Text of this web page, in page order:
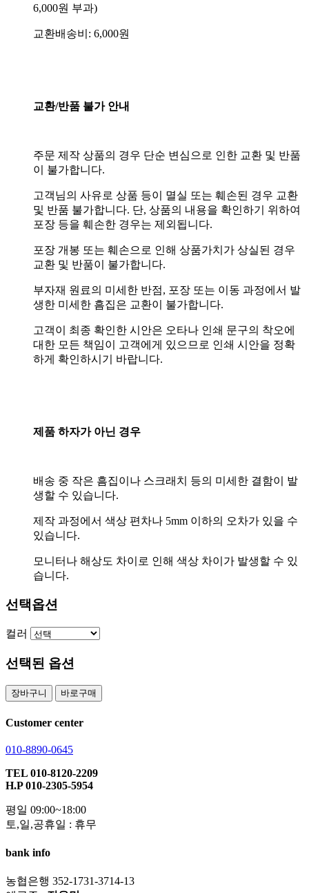
6,000원 부과)
교환배송비: 6,000원
교환/반품 불가 안내
주문 제작 상품의 경우 단순 변심으로 인한 교환 및 반품
이 불가합니다.
고객님의 사유로 상품 등이 멸실 또는 훼손된 경우 교환
및 반품 불가합니다. 단, 상품의 내용을 확인하기 위하여
포장 등을 훼손한 경우는 제외됩니다.
포장 개봉 또는 훼손으로 인해 상품가치가 상실된 경우
교환 및 반품이 불가합니다.
부자재 원료의 미세한 반점, 포장 또는 이동 과정에서 발
생한 미세한 흠집은 교환이 불가합니다.
고객이 최종 확인한 시안은 오타나 인쇄 문구의 착오에
대한 모든 책임이 고객에게 있으므로 인쇄 시안을 정확
하게 확인하시기 바랍니다.
제품 하자가 아닌 경우
배송 중 작은 흠집이나 스크래치 등의 미세한 결함이 발
생할 수 있습니다.
제작 과정에서 색상 편차나 5mm 이하의 오차가 있을 수
있습니다.
모니터나 해상도 차이로 인해 색상 차이가 발생할 수 있
습니다.
선택옵션
컬러
선택된 옵션
장바구니 바로구매
Customer center
010-8890-0645
TEL 010-8120-2209
H.P 010-2305-5954
평일 09:00~18:00
토,일,공휴일 : 휴무
bank info
농협은행 352-1731-3714-13